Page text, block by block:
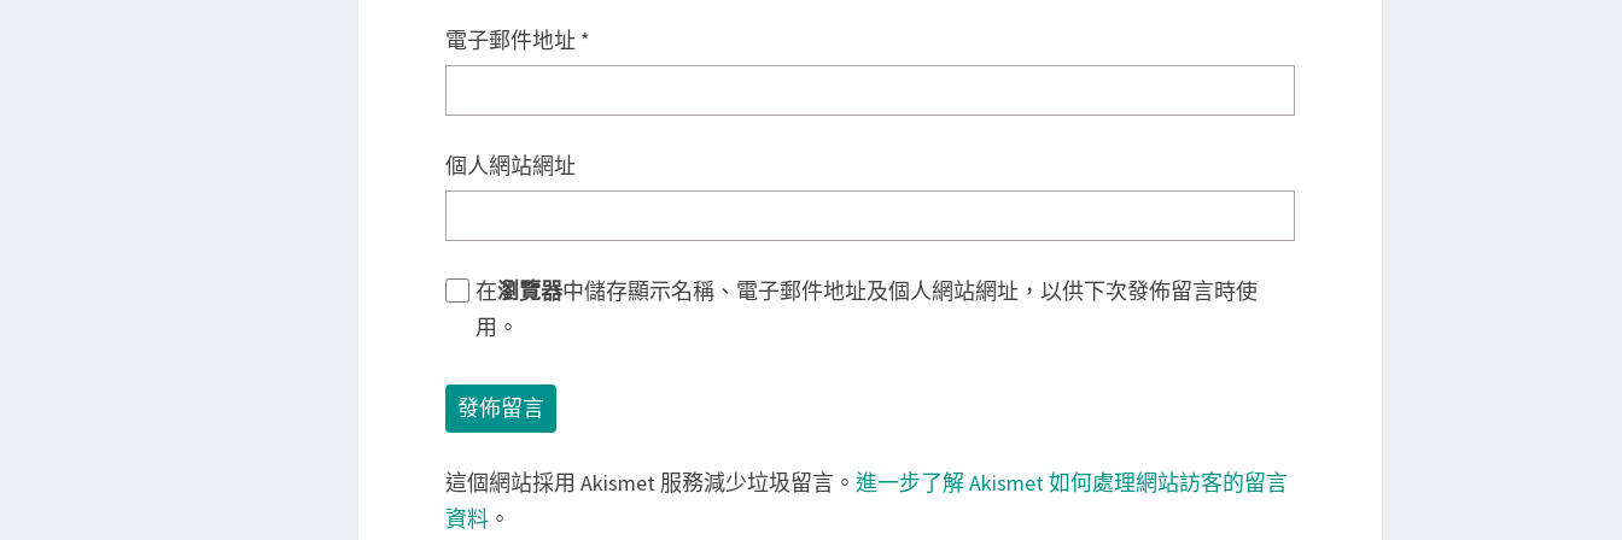
電子郵件地址 *
個人網站網址
在瀏覽器中儲存顯示名稱、電子郵件地址及個人網站網址，以供下次發佈留言時使
用。
這個網站採用 Akismet 服務減少垃圾留言。 進一步了解 Akismet 如何處理網站訪客的留言
資料 。